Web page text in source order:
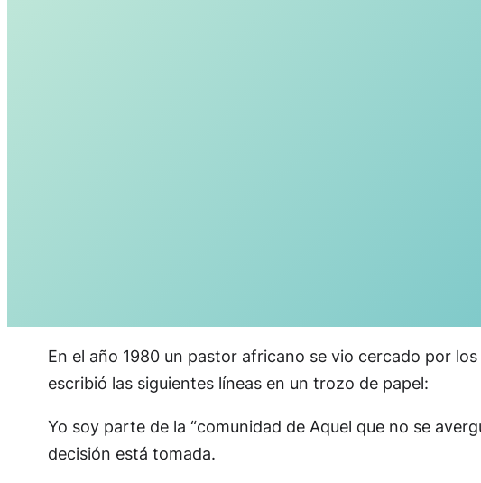
En el año 1980 un pastor africano se vio cercado por
escribió las siguientes líneas en un trozo de papel:
Yo soy parte de la “comunidad de Aquel que no se
decisión está tomada.